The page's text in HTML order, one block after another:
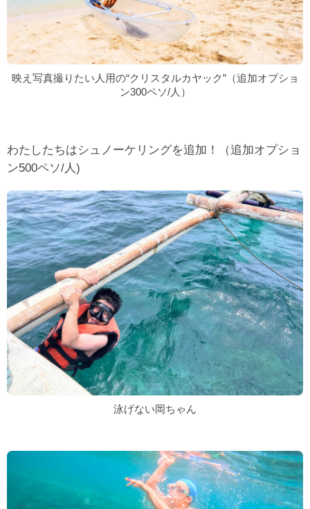
映え写真撮りたい人用の“クリスタルカヤック”（追加オプショ
ン300ペソ/人）
わたしたちはシュノーケリングを追加！（追加オプショ
ン500ペソ/人)
泳げない岡ちゃん